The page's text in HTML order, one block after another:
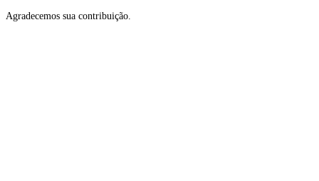
Agradecemos sua contribuição.